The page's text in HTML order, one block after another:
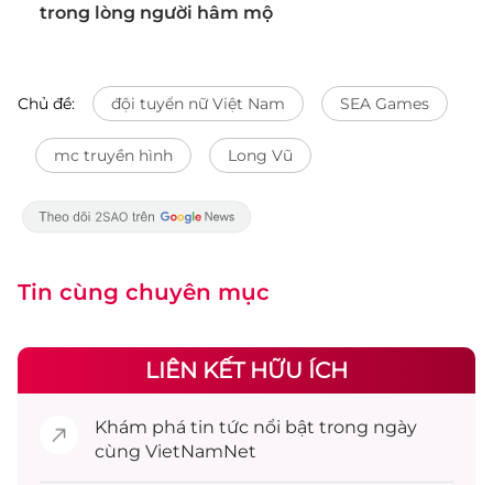
trong lòng người hâm mộ
Chủ đề: đội tuyển nữ Việt Nam SEA Games
mc truyền hình Long Vũ
Tin cùng chuyên mục
LIÊN KẾT HỮU ÍCH
Khám phá tin tức nổi bật trong ngày
cùng VietNamNet